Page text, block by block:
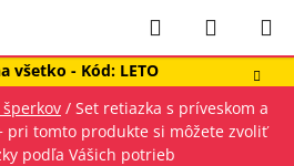
všetko - Kód: LETO
Hľadať
KOŠÍK
/ Set retiazka s príveskom a
pri tomto produkte si môžete zvoliť
podľa Vášich potrieb